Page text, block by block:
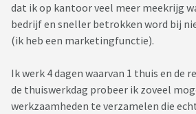
dat ik op kantoor veel meer meekrijg
bedrijf en sneller betrokken word bij
(ik heb een marketingfunctie).
Ik werk 4 dagen waarvan 1 thuis en de
de thuiswerkdag probeer ik zoveel
werkzaamheden te verzamelen die